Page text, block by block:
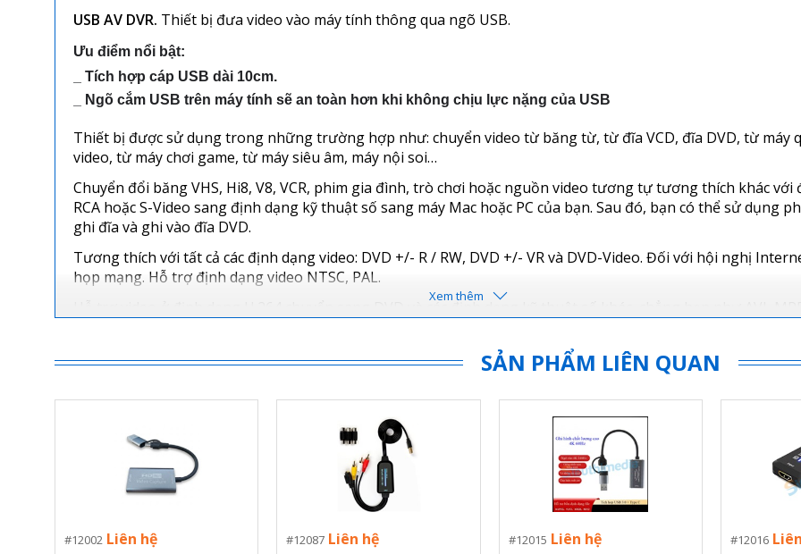
USB AV DVR. Thiết bị đưa video vào máy tính thông qua ngõ USB.
Ưu điểm nổi bật:
_ Tích hợp cáp USB dài 10cm.
_ Ngõ cắm USB trên máy tính sẽ an toàn hơn khi không chịu lực nặng của USB
Thiết bị được sử dụng trong những trường hợp như: chuyển video từ băng từ, từ đĩa VCD, đĩa DVD, từ máy
video, từ máy chơi game, từ máy siêu âm, máy nội soi…
Chuyển đổi băng VHS, Hi8, V8, VCR, phim gia đình, trò chơi hoặc nguồn video tương tự tương thích khác với
RCA hoặc S-Video sang định dạng kỹ thuật số sang máy Mac hoặc PC của bạn. Sau đó, bạn có thể sử dụng
ghi đĩa và ghi vào đĩa DVD.
Tương thích với tất cả các định dạng video: DVD +/- R / RW, DVD +/- VR và DVD-Video. Đối với hội nghị
họp mạng. Hỗ trợ định dạng video NTSC, PAL.
Truyền và chụp video và âm thanh từ hầu hết mọi nguồn video analog (VHS / VCR / Hi8 / DVD / TV BOX)
Mac của bạn (ngoại trừ Mac OS 10.14 trở lên) hoặc PC (XP / Vista / Win7 / Win8 / Win10 32bit và 64bit)
SẢN PHẨM LIÊN QUAN
12002 Liên hệ 12087 Liên hệ 12015 Liên hệ 12016